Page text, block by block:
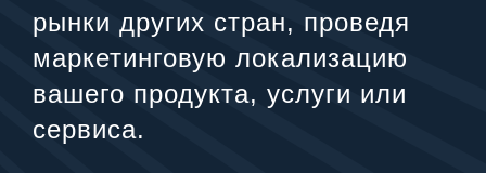
рынки других стран, проведя
маркетинговую локализацию
вашего продукта, услуги или
сервиса.